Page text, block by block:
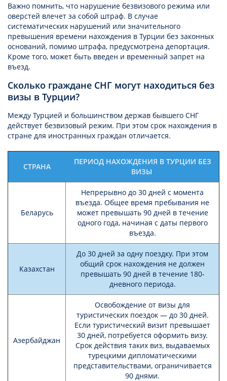
Важно помнить, что нарушение безвизового режима или
оверстей влечет за собой штраф. В случае
систематических нарушений или значительного
превышения времени нахождения в Турции без законных
оснований, помимо штрафа, предусмотрена депортация.
Кроме того, может быть введен и временный запрет на
въезд.
Сколько граждане СНГ могут находиться без
визы в Турции?
Между Турцией и большинством держав бывшего СНГ
действует безвизовый режим. При этом срок нахождения в
стране для иностранных граждан отличается.
СТРАНА
ПЕРИОД НАХОЖДЕНИЯ В ТУРЦИИ БЕЗ
ВИЗЫ
Беларусь
Непрерывно до 30 дней с момента
въезда. Общее время пребывания не
может превышать 90 дней в течение
одного года, начиная с даты первого
въезда.
Казахстан
До 30 дней за одну поездку. При этом
общий срок нахождения не должен
превышать 90 дней в течение 180-
дневного периода.
Азербайджан
Освобождение от визы для
туристических поездок — до 30 дней.
Если туристический визит превышает
30 дней, потребуется оформить визу.
Срок действия таких виз, выдаваемых
турецкими дипломатическими
представительствами, ограничивается
90 днями.